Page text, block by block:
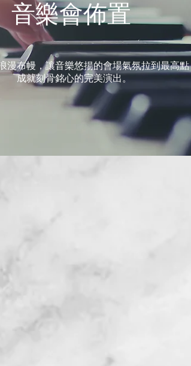
音樂會佈置
漫布幔，讓音樂悠揚的會場氣氛拉到最高
成就刻骨銘心的完美演出。